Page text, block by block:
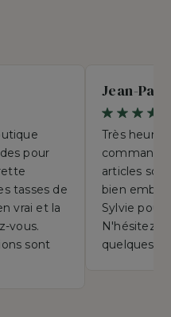
pour
tasses de
vrai et la
vous.
sont
Jean-
Très
commande
articles
bien
Sylvie pour
N'hésitez
quelques